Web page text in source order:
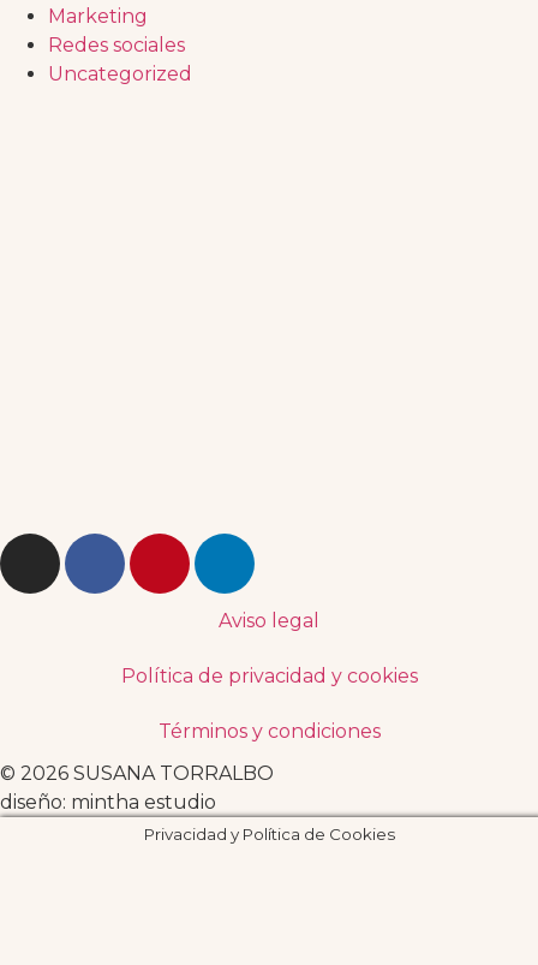
Marketing
Redes sociales
Uncategorized
Aviso legal
Política de privacidad y cookies
Términos y condiciones
© 2026 SUSANA TORRALBO
diseño: mintha estudio
Privacidad y Política de Cookies